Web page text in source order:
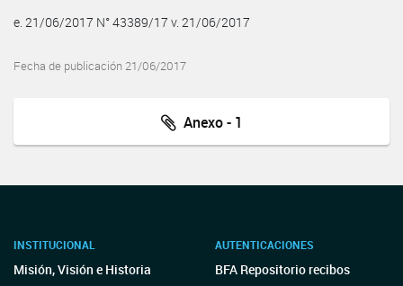
e. 21/06/2017 N° 43389/17 v. 21/06/2017
Fecha de publicación 21/06/2017
Anexo - 1
INSTITUCIONAL
Misión, Visión e Historia
AUTENTICACIONES
BFA Repositorio recibos